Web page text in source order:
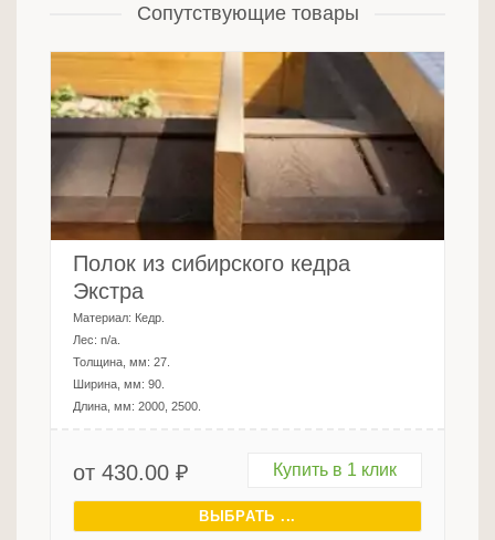
Сопутствующие товары
Полок из сибирского кедра
Экстра
Материал: Кедр
Лес: n/a
Толщина, мм: 27
Ширина, мм: 90
Длина, мм: 2000, 2500
от 430.00 ₽ Купить в 1 клик
ВЫБРАТЬ ...